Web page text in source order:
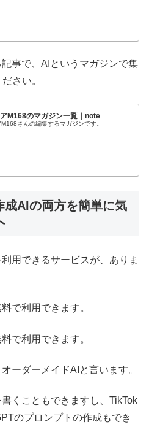
事で、AIというマガジンで集
さい。
M168のマガジン一覧｜note
さんの編集するマガジンです。
成AIの両方を簡単に気
用できるサービスが、ありま
で利用できます。
で利用できます。
ーダーメイドAIと言います。
くこともできますし、TikTok
のプロンプトの作成もでき